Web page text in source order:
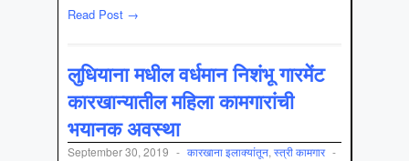
Read Post →
लुधियाना मधील वर्धमान निशंभू गारमेंट
कारखान्यातील महिला कामगारांची
भयानक अवस्था
September 30, 2019 - कारखाना इलाक्यांतून, स्त्री कामगार -